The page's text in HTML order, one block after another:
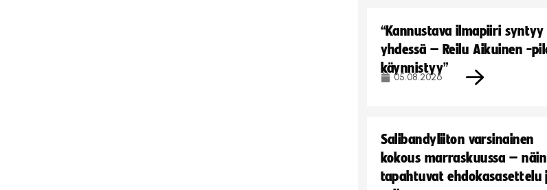
“Kannustava ilmapiiri syntyy
yhdessä – Reilu Aikuinen -
käynnistyy”
05.08.2026
Salibandyliiton varsinainen
kokous marraskuussa – näin
tapahtuvat ehdokasasettelu